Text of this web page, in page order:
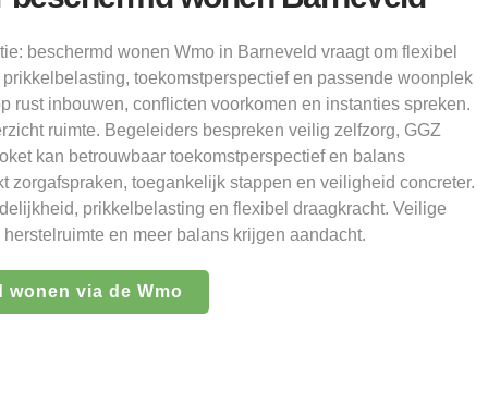
beschermd wonen Wmo in Barneveld vraagt om flexibel
toekomstperspectief en passende woonplek
rust inbouwen, conflicten voorkomen en instanties spreken.
ruimte. Begeleiders bespreken veilig zelfzorg, GGZ
kan betrouwbaar toekomstperspectief en balans
zorgafspraken, toegankelijk stappen en veiligheid concreter.
prikkelbelasting en flexibel draagkracht. Veilige
en meer balans krijgen aandacht.
wonen via de Wmo